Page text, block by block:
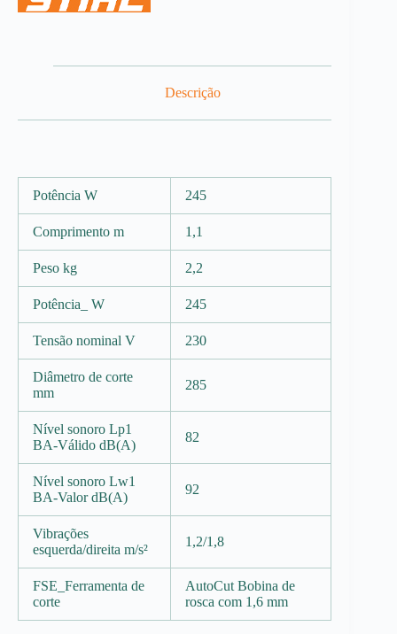
Descrição
Potência W 245
Comprimento m 1,1
Peso kg 2,2
Potência_ W 245
Tensão nominal V 230
Diâmetro de corte
mm
285
Nível sonoro Lp1
BA-Válido dB(A)
82
Nível sonoro Lw1
BA-Valor dB(A)
92
Vibrações
esquerda/direita m/s²
1,2/1,8
FSE_Ferramenta de
corte
AutoCut Bobina de
rosca com 1,6 mm